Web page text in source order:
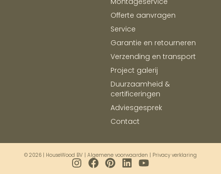
Offerte aanvragen
Service
Garantie en retourneren
Verzending en transport
Project galerij
Duurzaamheid &
certificeringen
Adviesgesprek
Contact
© 2026 | HouseWood BV | Algemene voorwaarden | Privacy verklaring